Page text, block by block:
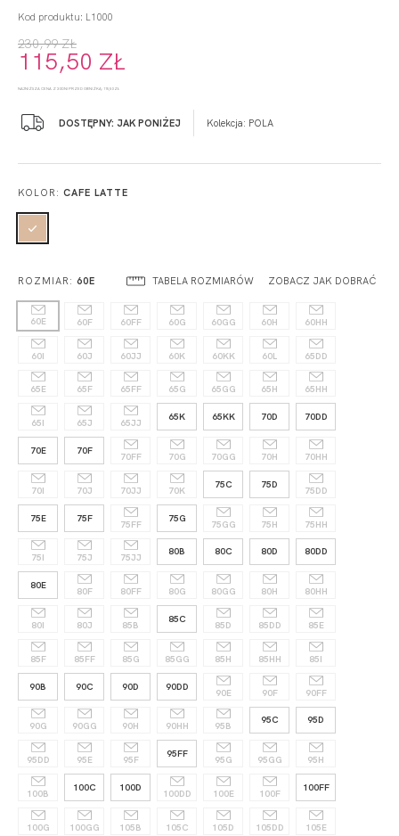
Kod produktu: L1000
230,99 ZŁ
115,50 ZŁ
NAJNIŻSZA CENA Z 30 DNI PRZED OBNIŻKĄ: 115,50 ZŁ
DOSTĘPNY: JAK PONIŻEJ Kolekcja: POLA
KOLOR: CAFE LATTE
ROZMIAR: 60E TABELA ROZMIARÓW ZOBACZ JAK DOBRAĆ
60E 60F 60FF 60G 60GG 60H 60HH
60I 60J 60JJ 60K 60KK 60L 65DD
65E 65F 65FF 65G 65GG 65H 65HH
65I 65J 65JJ
65K 65KK 70D 70DD
70E 70F
70FF 70G 70GG 70H 70HH
70I 70J 70JJ 70K
75C 75D
75DD
75E 75F
75FF
75G
75GG 75H 75HH
75I 75J 75JJ
80B 80C 80D 80DD
80E
80F 80FF 80G 80GG 80H 80HH
80I 80J 85B
85C
85D 85DD 85E
85F 85FF 85G 85GG 85H 85HH 85I
90B 90C 90D 90DD
90E 90F 90FF
90G 90GG 90H 90HH 95B
95C 95D
95DD 95E 95F
95FF
95G 95GG 95H
100B
100C 100D
100DD 100E 100F
100FF
100G 100GG 105B 105C 105D 105DD 105E